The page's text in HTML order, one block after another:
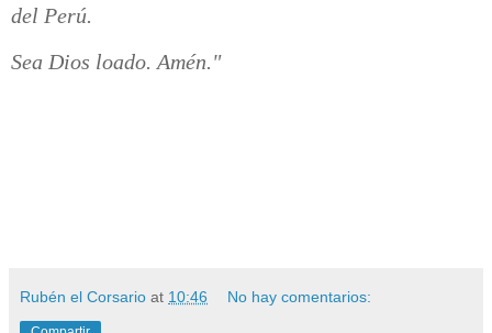
del Perú.
Sea Dios loado. Amén."
Rubén el Corsario at 10:46 No hay comentarios: